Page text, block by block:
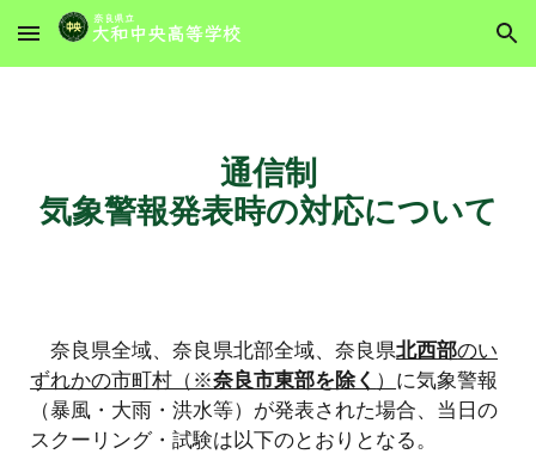
Skip to main content Skip to navigation
通信制
気象警報発表時の対応について
奈良県全域、奈良県北部全域、奈良県北西部のい
ずれかの市町村（※奈良市東部を除く ） に気象警報
（暴風・大雨・洪水等）が発表された場合、当日の
スクーリング・試験は以下のとおりとなる。